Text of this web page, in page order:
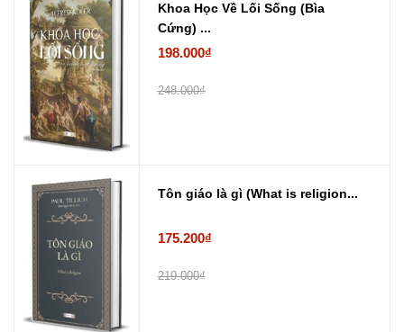
Khoa Học Về Lối Sống (Bìa
Cứng) ...
198.000₫
248.000₫
Tôn giáo là gì (What is religion...
175.200₫
219.000₫